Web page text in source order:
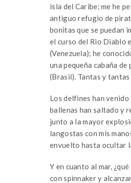
isla del Caribe; me he
antiguo refugio de
bonitas que se puedan
el curso del Rio Diablo
(Venezuela); he
una pequeña cabaña
(Brasil). Tantas y tantas
Los delfines han
ballenas han saltado y
junto a la mayor
langostas con mis
envuelto hasta ocultar
Y en cuanto al mar,
con spinnaker y